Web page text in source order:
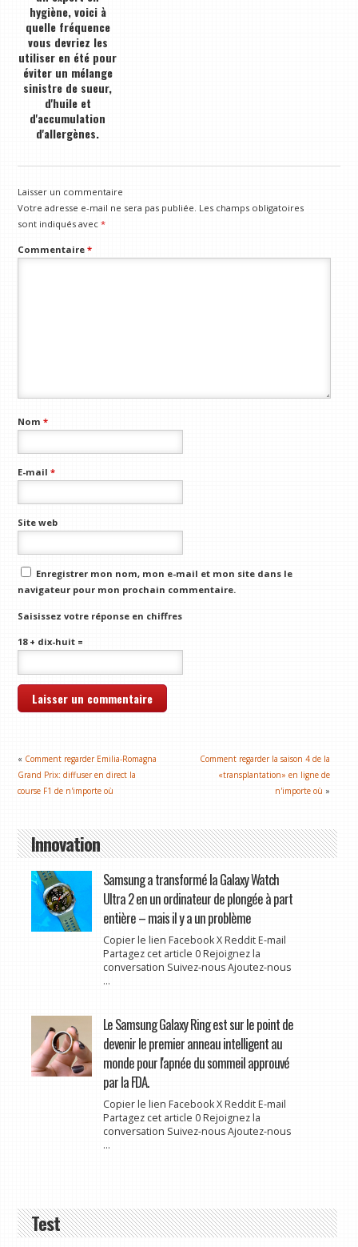
hygiène, voici à
quelle fréquence
vous devriez les
utiliser en été pour
éviter un mélange
sinistre de sueur,
d'huile et
d'accumulation
d'allergènes.
Laisser un commentaire
Votre adresse e-mail ne sera pas publiée. Les champs obligatoires
sont indiqués avec*
Commentaire*
Nom*
E-mail*
Site web
Enregistrer mon nom, mon e-mail et mon site dans le
navigateur pour mon prochain commentaire.
Saisissez votre réponse en chiffres
18 + dix-huit =
« Comment regarder Emilia-Romagna
Grand Prix: diffuser en direct la
course F1 de n'importe où
Comment regarder la saison 4 de la
«transplantation» en ligne de
n'importe où »
Innovation
Samsung a transformé la Galaxy Watch
Ultra 2 en un ordinateur de plongée à part
entière – mais il y a un problème
Copier le lien Facebook X Reddit E-mail
Partagez cet article 0 Rejoignez la
conversation Suivez-nous Ajoutez-nous
...
Le Samsung Galaxy Ring est sur le point de
devenir le premier anneau intelligent au
monde pour l'apnée du sommeil approuvé
par la FDA.
Copier le lien Facebook X Reddit E-mail
Partagez cet article 0 Rejoignez la
conversation Suivez-nous Ajoutez-nous
...
Test